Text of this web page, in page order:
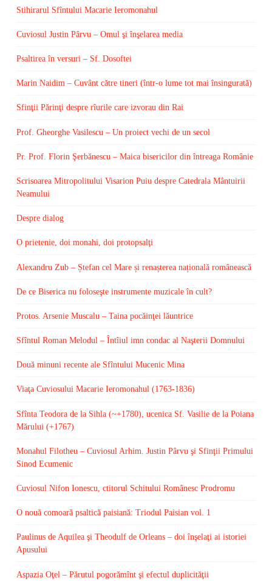
Stihirarul Sfîntului Macarie Ieromonahul
Cuviosul Justin Pârvu – Omul şi înşelarea media
Psaltirea în versuri – Sf. Dosoftei
Marin Naidim – Cuvânt către tineri (într-o lume tot mai însingurată)
Sfinţii Părinţi despre rîurile care izvorau din Rai
Prof. Gheorghe Vasilescu – Un proiect vechi de un secol
Pr. Prof. Florin Şerbănescu – Maica bisericilor din întreaga Românie
Scrisoarea Mitropolitului Visarion Puiu despre Catedrala Mântuirii
Neamului
Despre dialog
O prietenie, doi monahi, doi protopsalţi
Alexandru Zub – Ștefan cel Mare și renașterea națională românească
De ce Biserica nu foloseşte instrumente muzicale în cult?
Protos. Arsenie Muscalu – Taina pocăinţei lăuntrice
Sfîntul Roman Melodul – Întîiul imn condac al Naşterii Domnului
Două minuni recente ale Sfîntului Mucenic Mina
Viaţa Cuviosului Macarie Ieromonahul (1763-1836)
Sfînta Teodora de la Sihla (~+1780), ucenica Sf. Vasilie de la Poiana
Mărului (+1767)
Monahul Filotheu – Cuviosul Arhim. Justin Pârvu şi Sfinţii Primului
Sinod Ecumenic
Cuviosul Nifon Ionescu, ctitorul Schitului Românesc Prodromu
O nouă comoară psaltică paisiană: Triodul Paisian vol. 1
Paulinus de Aquilea şi Theodulf de Orleans – doi înşelaţi ai istoriei
Apusului
Aspazia Oţel – Părutul pogorămînt şi efectul duplicităţii